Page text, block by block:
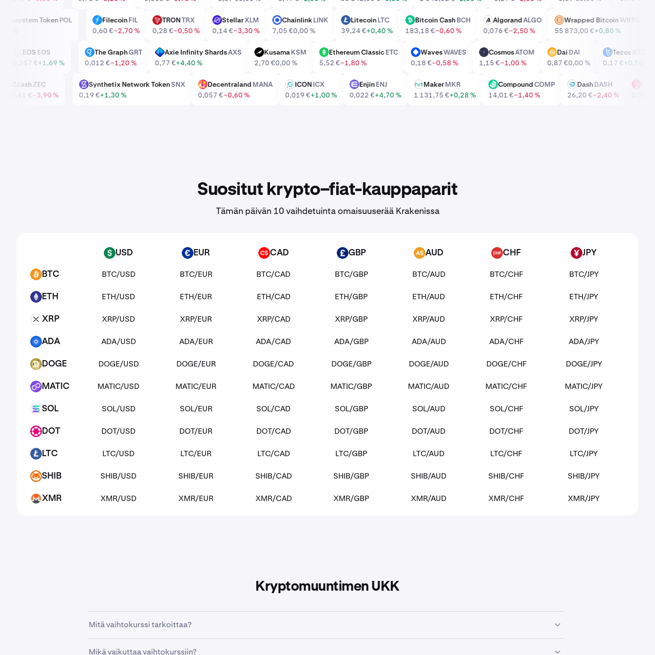
FIL Filecoin
0,60 €−2,70 %
TRX TRONTRX
0,28 €−0,50 %
XLM StellarXLM
0,14 €−3,30 %
LINK ChainlinkLINK
7,05 €0,00 %
LTC LitecoinLTC
39,24 €+0,40 %
BCH Bitcoin CashBCH
183,18 €−0,60 %
ALGOAlgorandALGO
0,076 €−2,50 %
WBTCWrapped Bitcoin
55 873,00 €+0,80 %
Ecosystem TokenPOL
GRT The GraphGRT
0,012 €−1,20 %
AXS Axie Infinity ShardsAXS
0,77 €+4,40 %
KSM Kusama KSM
2,70 €0,00 %
ETC Ethereum ClassicETC
5,52 €−1,80 %
WAVESWavesWAVES
0,18 €−0,58 %
ATOMCosmosATOM
1,15 €−1,00 %
DAI DaiDAI
0,87 €0,00 %
XTZ Tezos
0,17 €+0,50
EOS EOS EOS
0,057 €+1,69 %
SNX Synthetix Network TokenSNX
0,19 €+1,30 %
MANADecentralandMANA
0,057 €−0,60 %
ICX ICONICX
0,019 €+1,00 %
ENJ EnjinENJ
0,022 €+4,70 %
MKR MakerMKR
1 131,75 €+0,28 %
COMPCompoundCOMP
14,01 €−1,40 %
DASH DashDASH
26,20 €−2,40 %
ZEC Zcash ZEC
425,61 €−3,90 %
Suositut krypto–fiat-kauppaparit
Tämän päivän 10 vaihdetuinta omaisuuserää Krakenissa
BTC BTC
ETH ETH
XRP XRP
ADA ADA
DOGE DOGE
MATIC MATIC
SOL SOL
DOT DOT
LTC LTC
SHIB SHIB
XMR XMR
USD USD EUR EUR CAD CAD GBP GBP AUD AUD CHF CHF JPY JPY
BTC/USD BTC/EUR BTC/CAD BTC/GBP BTC/AUD BTC/CHF BTC/JPY
ETH/USD ETH/EUR ETH/CAD ETH/GBP ETH/AUD ETH/CHF ETH/JPY
XRP/USD XRP/EUR XRP/CAD XRP/GBP XRP/AUD XRP/CHF XRP/JPY
ADA/USD ADA/EUR ADA/CAD ADA/GBP ADA/AUD ADA/CHF ADA/JPY
DOGE/USD DOGE/EUR DOGE/CAD DOGE/GBP DOGE/AUD DOGE/CHF DOGE/JPY
MATIC/USD MATIC/EUR MATIC/CAD MATIC/GBP MATIC/AUD MATIC/CHF MATIC/JPY
SOL/USD SOL/EUR SOL/CAD SOL/GBP SOL/AUD SOL/CHF SOL/JPY
DOT/USD DOT/EUR DOT/CAD DOT/GBP DOT/AUD DOT/CHF DOT/JPY
LTC/USD LTC/EUR LTC/CAD LTC/GBP LTC/AUD LTC/CHF LTC/JPY
SHIB/USD SHIB/EUR SHIB/CAD SHIB/GBP SHIB/AUD SHIB/CHF SHIB/JPY
XMR/USD XMR/EUR XMR/CAD XMR/GBP XMR/AUD XMR/CHF XMR/JPY
Kryptomuuntimen UKK
Mitä vaihtokurssi tarkoittaa?
Mikä vaikuttaa vaihtokurssiin?